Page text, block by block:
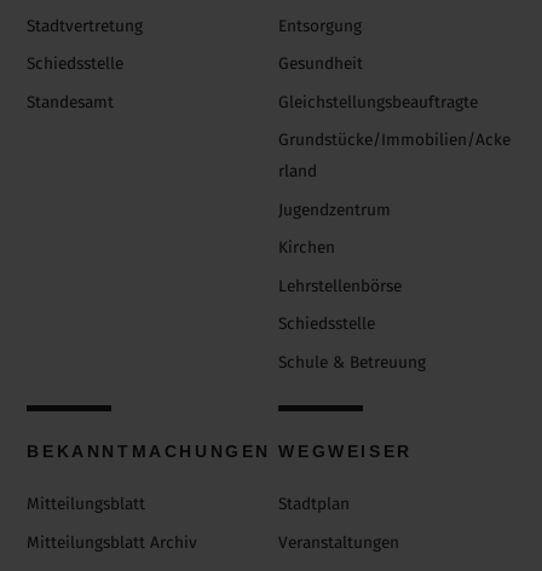
Stadtvertretung
Schiedsstelle
Standesamt
Entsorgung
Gesundheit
Gleichstellungsbeauftragte
Grundstücke/Immobilien/Acke
rland
Jugendzentrum
Kirchen
Lehrstellenbörse
Schiedsstelle
Schule & Betreuung
BEKANNTMACHUNGEN
Mitteilungsblatt
Mitteilungsblatt Archiv
WEGWEISER
Stadtplan
Veranstaltungen